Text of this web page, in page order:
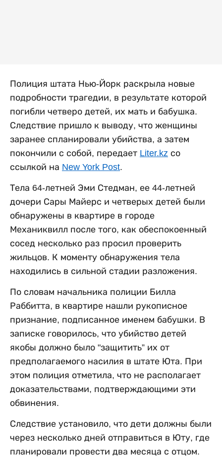
Полиция штата Нью-Йорк раскрыла новые
подробности трагедии, в результате которой
погибли четверо детей, их мать и бабушка.
Следствие пришло к выводу, что женщины
заранее спланировали убийства, а затем
покончили с собой, передает Liter.kz со
ссылкой на New York Post.
Тела 64-летней Эми Стедман, ее 44-летней
дочери Сары Майерс и четверых детей были
обнаружены в квартире в городе
Механиквилл после того, как обеспокоенный
сосед несколько раз просил проверить
жильцов. К моменту обнаружения тела
находились в сильной стадии разложения.
По словам начальника полиции Билла
Раббитта, в квартире нашли рукописное
признание, подписанное именем бабушки. В
записке говорилось, что убийство детей
якобы должно было "защитить” их от
предполагаемого насилия в штате Юта. При
этом полиция отметила, что не располагает
доказательствами, подтверждающими эти
обвинения.
Следствие установило, что дети должны были
через несколько дней отправиться в Юту, где
планировали провести два месяца с отцом.